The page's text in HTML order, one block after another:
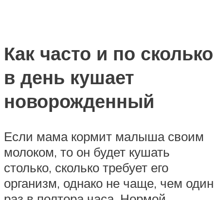
Как часто и по сколько
в день кушает
новорожденный
Если мама кормит малыша своим
молоком, то он будет кушать
столько, сколько требует его
организм, однако не чаще, чем один